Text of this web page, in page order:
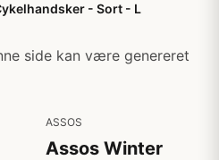
- Sort - L
side kan være genereret
ASSOS
Assos Winter